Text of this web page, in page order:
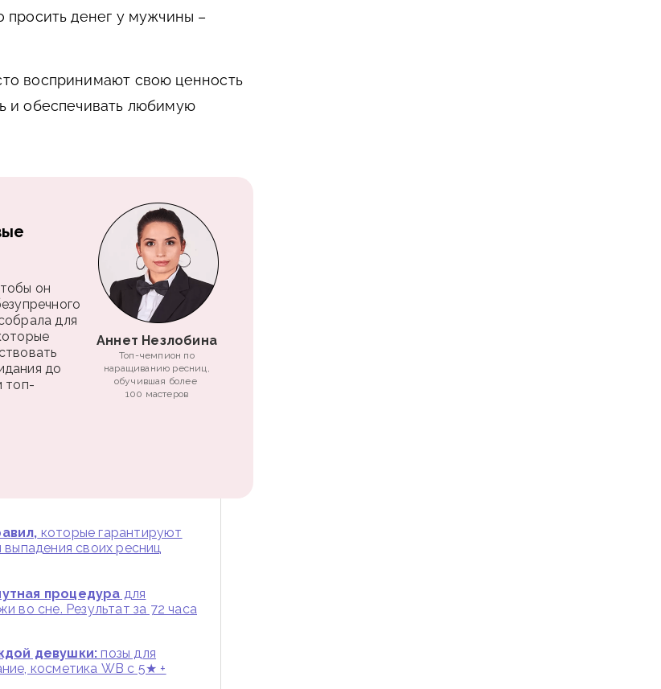
просить денег у мужчины –
воспринимают свою ценность
и обеспечивать любимую
он
для
до
топ-
Аннет Незлобина
Топ-чемпион по
наращиванию ресниц,
обучившая более
100 мастеров
которые гарантируют
своих ресниц
процедура для
во сне. Результат за 72 часа
девушки: позы для
косметика WB с 5★ +